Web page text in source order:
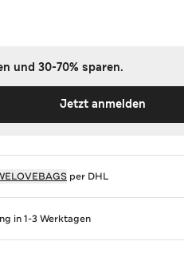
und 30-70% sparen.
Jetzt anmelden
per DHL
in 1-3 Werktagen